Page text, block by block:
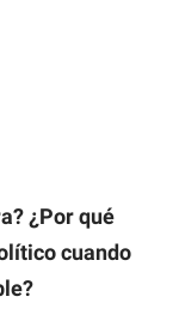
¿Por qué
cuando